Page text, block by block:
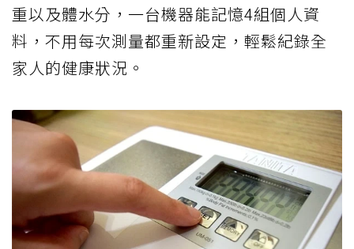
重以及體水分，一台機器能記憶4組個人資
料，不用每次測量都重新設定，輕鬆紀錄全
家人的健康狀況。